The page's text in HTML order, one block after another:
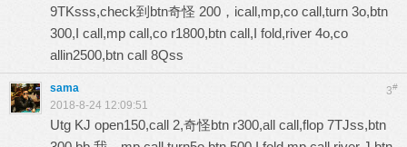
9TKsss,check到btn奇怪 200，icall,mp,co call,turn 3o,btn
300,I call,mp call,co r1800,btn call,I fold,river 4o,co
allin2500,btn call 8Qss
3#
sama
2018-8-24 12:09:51
Utg KJ open150,call 2,奇怪btn r300,all call,flop 7TJss,btn